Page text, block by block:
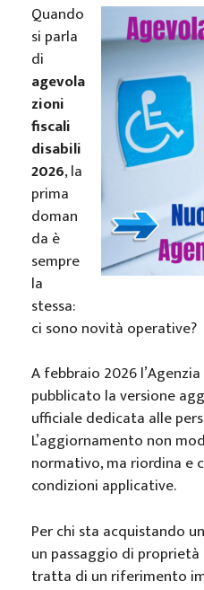
Quando
si parla
di
agevola
zioni
fiscali
disabili
2026, la
prima
doman
da è
sempre
la
stessa:
ci sono novità operative?
A febbraio 2026
pubblicato la versione
ufficiale dedicata alle
L’aggiornamento non
normativo, ma riordina e
condizioni applicative.
Per chi sta acquistando
un passaggio di
tratta di un riferimento